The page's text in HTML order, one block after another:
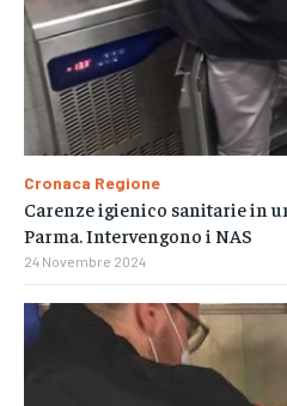
Cronaca Regione
Carenze igienico sanitarie in
Parma. Intervengono i NAS
24 Novembre 2024